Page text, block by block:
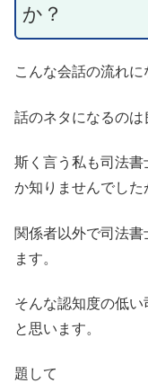
か？
こんな会話の流れに
話のネタになるのは
斯く言う私も司法書
か知りませんでした
関係者以外で司法
ます。
そんな認知度の低
と思います。
題して